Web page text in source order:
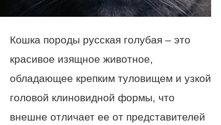
Кошка породы русская голубая – это
красивое изящное животное,
обладающее крепким туловищем и узкой
головой клиновидной формы, что
внешне отличает ее от представителей